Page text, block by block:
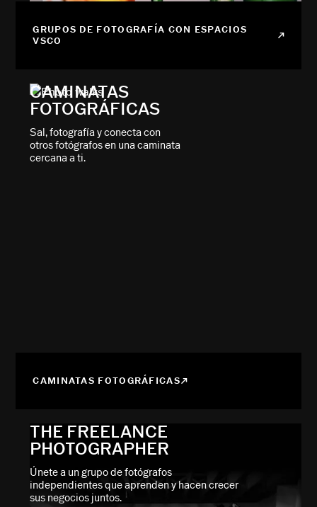
GRUPOS DE FOTOGRAFÍA CON ESPACIOS
VSCO
CAMINATAS
FOTOGRÁFICAS
Sal, fotografía y conecta con
otros fotógrafos en una caminata
cercana a ti.
CAMINATAS FOTOGRÁFICAS
THE FREELANCE
PHOTOGRAPHER
Únete a un grupo de fotógrafos
independientes que aprenden y hacen crecer
sus negocios juntos.